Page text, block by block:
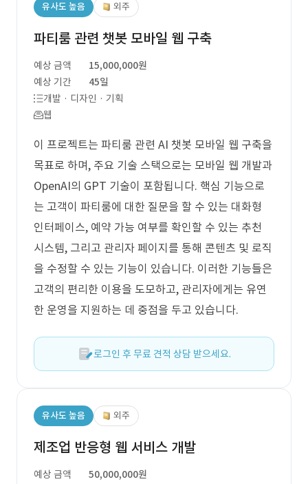
유사도 높음 외주
파티룸 관련 챗봇 모바일 웹 구축
예상 금액
15,000,000원
예상 기간
45일
개발 · 디자인 · 기획
웹
이 프로젝트는 파티룸 관련 AI 챗봇 모바일 웹 구축을
목표로 하며, 주요 기술 스택으로는 모바일 웹 개발과
OpenAI의 GPT 기술이 포함됩니다. 핵심 기능으로
는 고객이 파티룸에 대한 질문을 할 수 있는 대화형
인터페이스, 예약 가능 여부를 확인할 수 있는 추천
시스템, 그리고 관리자 페이지를 통해 콘텐츠 및 로직
을 수정할 수 있는 기능이 있습니다. 이러한 기능들은
고객의 편리한 이용을 도모하고, 관리자에게는 유연
한 운영을 지원하는 데 중점을 두고 있습니다.
로그인 후 무료 견적 상담 받으세요.
유사도 높음 외주
제조업 반응형 웹 서비스 개발
예상 금액
50,000,000원